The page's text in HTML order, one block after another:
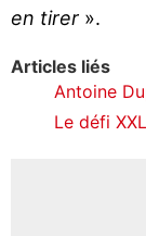
en tirer ».
Articles liés
Antoine
Le défi